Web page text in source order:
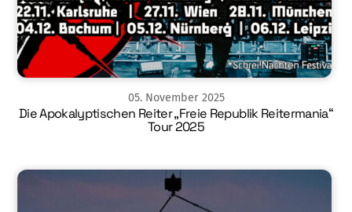
05. November 2025
Die Apokalyptischen Reiter „Freie Republik Reitermania“
Tour 2025